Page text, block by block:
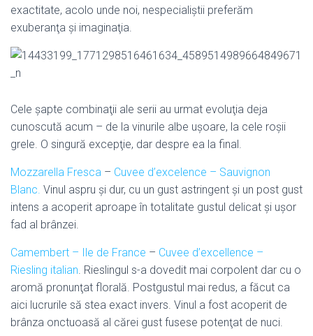
exactitate, acolo unde noi, nespecialiştii preferăm
exuberanţa şi imaginaţia.
Cele şapte combinaţii ale serii au urmat evoluţia deja
cunoscută acum – de la vinurile albe uşoare, la cele roşii
grele. O singură excepţie, dar despre ea la final.
Mozzarella Fresca – Cuvee d’excelence – Sauvignon
Blanc. Vinul aspru şi dur, cu un gust astringent şi un post gust
intens a acoperit aproape în totalitate gustul delicat şi uşor
fad al brânzei.
Camembert – Ile de France – Cuvee d’excellence –
Riesling italian. Rieslingul s-a dovedit mai corpolent dar cu o
aromă pronunţat florală. Postgustul mai redus, a făcut ca
aici lucrurile să stea exact invers. Vinul a fost acoperit de
brânza onctuoasă al cărei gust fusese potenţat de nuci.